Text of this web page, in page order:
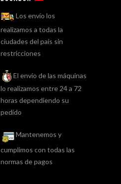
Los envío los
realizamos a todas la
ciudades del país sin
restricciones
El envío de las máquinas
lo realizamos entre 24 a 72
horas dependiendo su
pedido
Mantenemos y
cumplimos con todas las
normas de pagos